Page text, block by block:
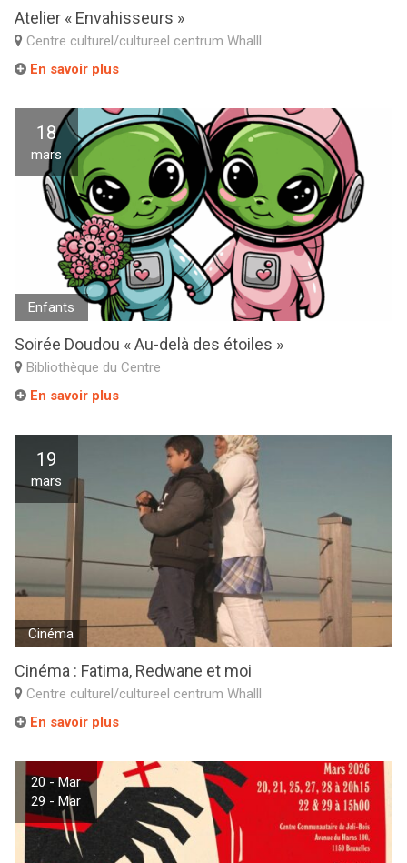
Atelier « Envahisseurs »
Centre culturel/cultureel centrum Whalll
En savoir plus
18
mars
Enfants
Soirée Doudou « Au-delà des étoiles »
Bibliothèque du Centre
En savoir plus
19
mars
Cinéma
Cinéma : Fatima, Redwane et moi
Centre culturel/cultureel centrum Whalll
En savoir plus
20 - Mar
29 - Mar